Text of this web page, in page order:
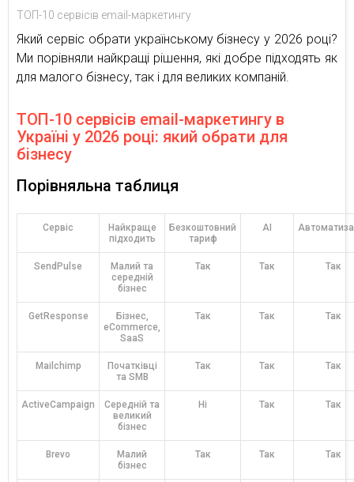
ТОП-10 сервісів email-маркетингу
Який сервіс обрати українському бізнесу у 2026 році?
Ми порівняли найкращі рішення, які добре підходять як
для малого бізнесу, так і для великих компаній.
ТОП-10 сервісів email-маркетингу в
Україні у 2026 році: який обрати для
бізнесу
Порівняльна таблиця
Сервіс
Найкраще
підходить
Безкоштовний
тариф
AI
SendPulse
Малий та
середній
бізнес
Так Так Так
GetResponse
Бізнес,
eCommerce,
SaaS
Так Так Так
Mailchimp
Початківці
та SMB
Так Так Так
ActiveCampaign
Середній та
великий
бізнес
Ні Так Так
Brevo
Малий
бізнес
Так Так Так